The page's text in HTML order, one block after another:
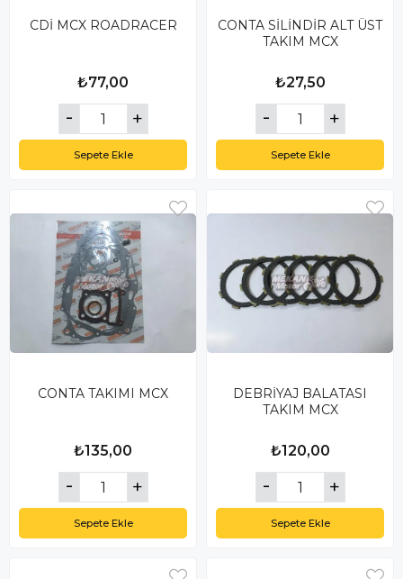
CDİ MCX ROADRACER
₺77,00
Sepete Ekle
CONTA SİLİNDİR ALT ÜST
TAKIM MCX
₺27,50
Sepete Ekle
CONTA TAKIMI MCX
₺135,00
Sepete Ekle
DEBRİYAJ BALATASI
TAKIM MCX
₺120,00
Sepete Ekle